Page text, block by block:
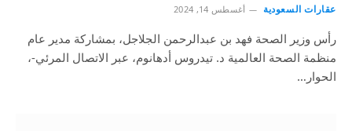
عقارات السعودية أغسطس 14, 2024
رأس وزير الصحة فهد بن عبدالرحمن الجلاجل، بمشاركة مدير عام
منظمة الصحة العالمية د. تيدروس أدهانوم، عبر الاتصال المرئي-،
الحوار…